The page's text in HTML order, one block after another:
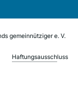
gemeinnütziger e. V.
Haftungsausschluss